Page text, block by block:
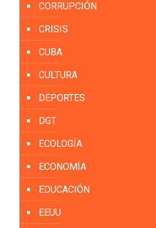
CORRUPCIÓN
CRISIS
CUBA
CULTURA
DEPORTES
DGT
ECOLOGÍA
ECONOMÍA
EDUCACIÓN
EEUU